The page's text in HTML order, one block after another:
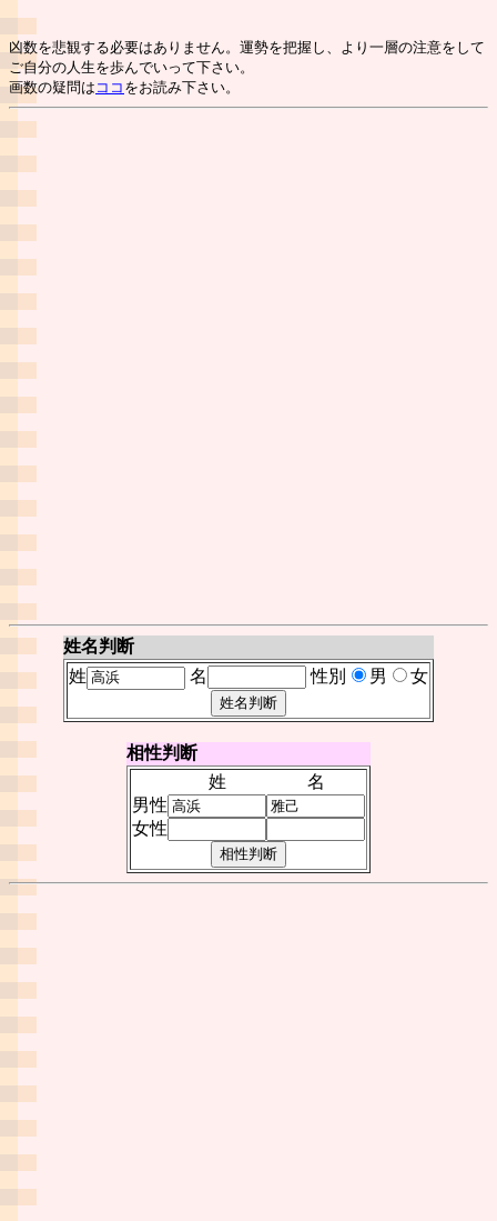
凶数を悲観する必要はありません。運勢を把握し、より一層の注意をして
ご自分の人生を歩んでいって下さい。
画数の疑問は ココ をお読み下さい。
姓名判断
姓
名 性別 男 女
相性判断
姓
名
男性
女性